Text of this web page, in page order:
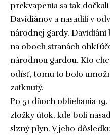
prekvapenia sa tak
Davidiánov a nasadili v
národnej gardy.
na oboch stranách
národnou gardou. Kto
odísť, tomu to bolo
zatknutý.
Po 51 dňoch obliehania
zložky útok, kde boli
slzný plyn. V jeho